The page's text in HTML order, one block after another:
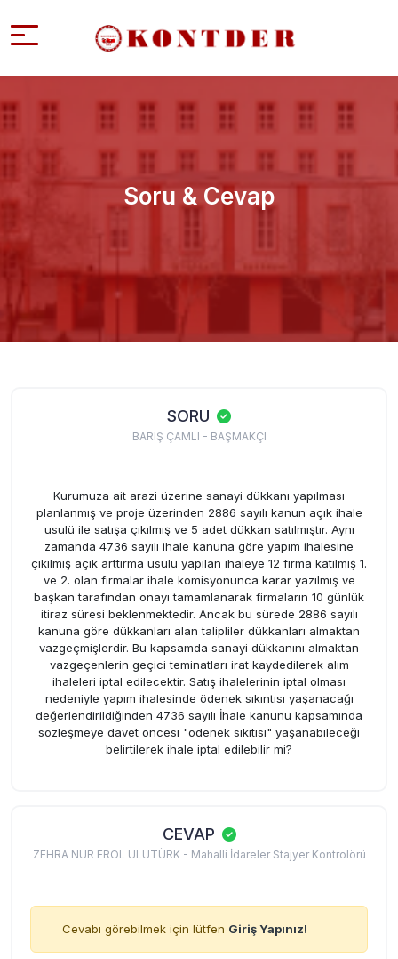
Soru & Cevap
SORU
BARIŞ ÇAMLI - BAŞMAKÇI
Kurumuza ait arazi üzerine sanayi dükkanı yapılması
planlanmış ve proje üzerinden 2886 sayılı kanun açık ihale
usulü ile satışa çıkılmış ve 5 adet dükkan satılmıştır. Aynı
zamanda 4736 sayılı ihale kanuna göre yapım ihalesine
çıkılmış açık arttırma usulü yapılan ihaleye 12 firma katılmış 1.
ve 2. olan firmalar ihale komisyonunca karar yazılmış ve
başkan tarafından onayı tamamlanarak firmaların 10 günlük
itiraz süresi beklenmektedir. Ancak bu sürede 2886 sayılı
kanuna göre dükkanları alan talipliler dükkanları almaktan
vazgeçmişlerdir. Bu kapsamda sanayi dükkanını almaktan
vazgeçenlerin geçici teminatları irat kaydedilerek alım
ihaleleri iptal edilecektir. Satış ihalelerinin iptal olması
nedeniyle yapım ihalesinde ödenek sıkıntısı yaşanacağı
değerlendirildiğinden 4736 sayılı İhale kanunu kapsamında
sözleşmeye davet öncesi "ödenek sıkıtısı" yaşanabileceği
belirtilerek ihale iptal edilebilir mi?
CEVAP
ZEHRA NUR EROL ULUTÜRK - Mahalli İdareler Stajyer Kontrolörü
Cevabı görebilmek için lütfen Giriş Yapınız!